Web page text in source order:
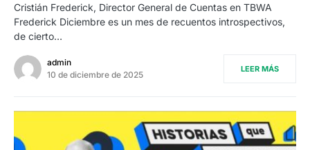
Cristián Frederick, Director General de Cuentas en TBWA
Frederick Diciembre es un mes de recuentos introspectivos,
de cierto…
admin
10 de diciembre de 2025
LEER MÁS